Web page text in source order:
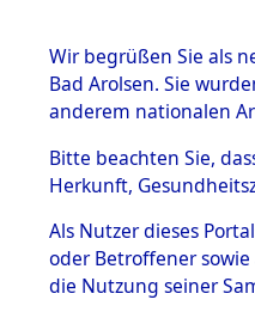
BESTÄNDE
Inhaftierungsdoku
mente
1.2.9 Beim ITS
verwahrte
Wir begrüßen Sie als
Bad Arolsen. Sie
anderem nationalen
Bitte beachten Sie,
Herkunft,
Als Nutzer dieses
oder Betroffener
die Nutzung seiner